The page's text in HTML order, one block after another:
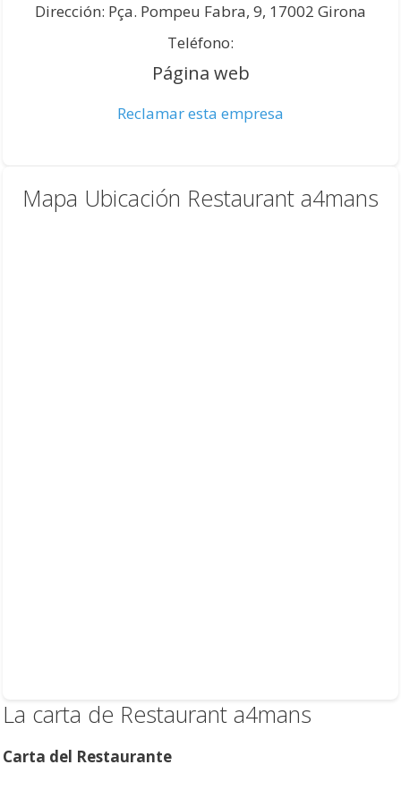
Dirección: Pça. Pompeu Fabra, 9, 17002 Girona
Teléfono:
Página web
Reclamar esta empresa
Mapa Ubicación Restaurant a4mans
La carta de Restaurant a4mans
Carta del Restaurante